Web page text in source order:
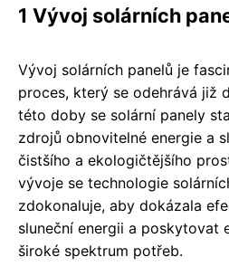
1 Vývoj solárních
Vývoj solárních panelů je
proces, který se odehrává již
této doby se solární panely
zdrojů obnovitelné energie a
čistšího a ekologičtějšího
vývoje se technologie
zdokonaluje, aby dokázala
sluneční energii a poskytovat
široké spektrum potřeb.